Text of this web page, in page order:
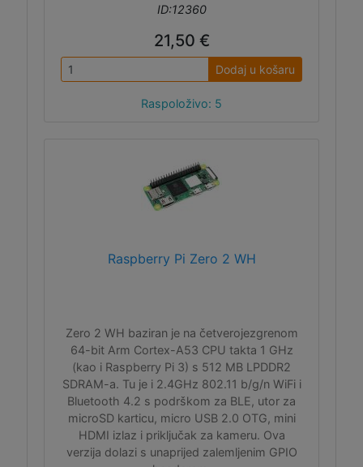
ID:12360
21,50 €
Dodaj u košaru
Raspoloživo: 5
Raspberry Pi Zero 2 WH
Zero 2 WH baziran je na četverojezgrenom
64-bit Arm Cortex-A53 CPU takta 1 GHz
(kao i Raspberry Pi 3) s 512 MB LPDDR2
SDRAM-a. Tu je i 2.4GHz 802.11 b/g/n WiFi i
Bluetooth 4.2 s podrškom za BLE, utor za
microSD karticu, micro USB 2.0 OTG, mini
HDMI izlaz i priključak za kameru. Ova
verzija dolazi s unaprijed zalemljenim GPIO